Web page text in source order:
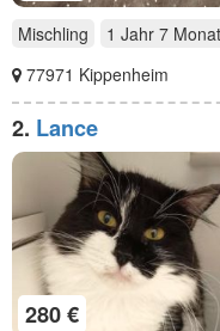
Mischling 1 Jahr 7
77971 Kippenheim
2. Lance
280 €